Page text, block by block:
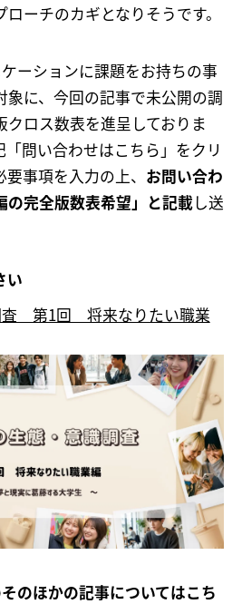
ーチのカギとなりそうです。
ーションに課題をお持ちの事
象に、今回の記事で未公開の調
ロス数表を進呈しておりま
問い合わせはこちら」をクリ
事項を入力の上、 お問い合わ
の完全版数表希望」と記載し送
い
査 第1回 将来なりたい職業
のほかの記事についてはこち